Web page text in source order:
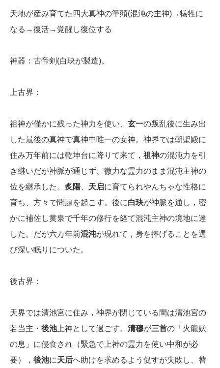
天地が産み育てた四大真神の筆頭(混沌の主神)→犠牲に
なる→復活→覚醒し復位する
神器：古帝剣(白玦が製造)。
上古界：
祖神が僅かに残った神力を使い、 玄一の叛乱後に生み出
した最後の真神で真神中唯一の女神。神界では朝聖殿に
住み万年前には乾坤台に降りて来て， 祖神の混沌力を引
き継いだが神脈が通じず、微力な霊力のまま混沌主神の
位を継承した。 炙陽 天启に育てられやんちゃな性格に
育ち、方々で問題を起こす。後に白玦が神脈を通し，密
かに補佐し黄泉で千年の修行を経て混沌主神の境地に達
した。だが六万年前混沌が現れて，身を捧げることを選
び深い眠りについた。
後古界：
天界では清池宮に住み，神界が閉じている間は清池宮の
若当主・ 後池上神として過ごす。 清穆が三首の「火龍妖
の息」に侵食され（緊急で上神の霊力を使い中和が必
要）， 後池に天后へ助けを求めるよう促すが失敗し、替